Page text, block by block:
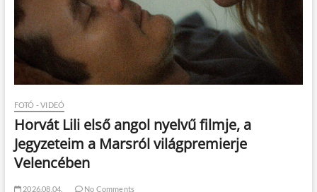
FOTÓ - VIDEÓ
Horvát Lili első angol nyelvű filmje, a
Jegyzeteim a Marsról világpremierje
Velencében
2026.08.04. No Comments